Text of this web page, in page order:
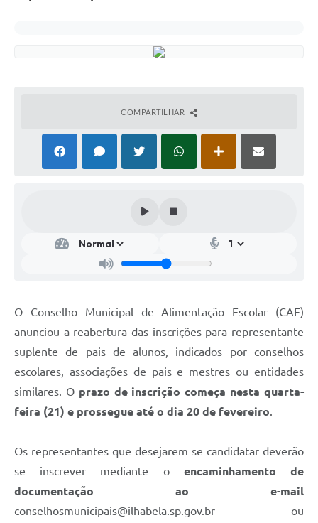
COMPARTILHAR
O Conselho Municipal de Alimentação Escolar (CAE)
anunciou a reabertura das inscrições para representante
suplente de pais de alunos, indicados por conselhos
escolares, associações de pais e mestres ou entidades
similares. O prazo de inscrição começa nesta quarta-
feira (21) e prossegue até o dia 20 de fevereiro
Os representantes que desejarem se candidatar deverão
se inscrever mediante oencaminhamento de
documentação ao e-mail
conselhosmunicipais@ilhabela.sp.gov.br ou